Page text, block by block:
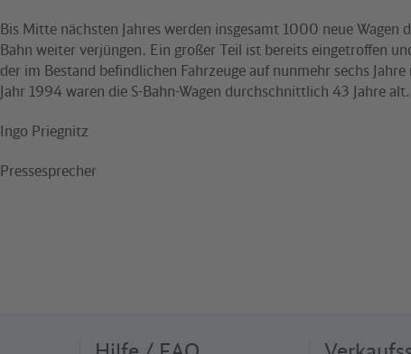
Bis Mitte nächsten Jahres werden insgesamt 1000 neue Wagen
Bahn weiter verjüngen. Ein großer Teil ist bereits eingetroffen
der im Bestand befindlichen Fahrzeuge auf nunmehr sechs
Jahr 1994 waren die S-Bahn-Wagen durchschnittlich 43 Jahre alt.
Ingo Priegnitz
Pressesprecher